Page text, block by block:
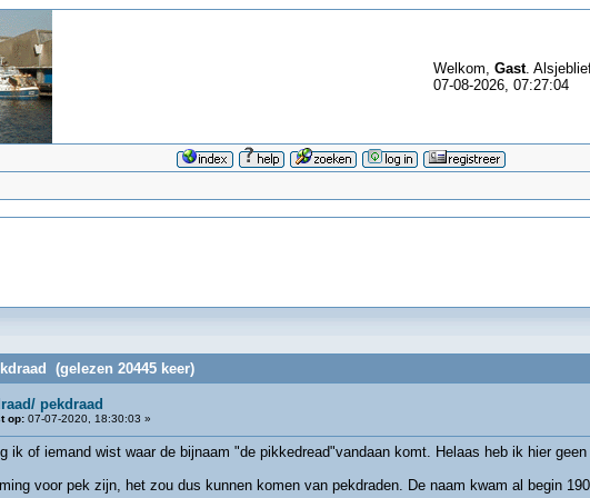
Welkom, Gast.
07-08-2026, 07:27:04
(gelezen 20445 keer)
pekdraad
op: 07-07-2020, 18:30:03 »
ik of iemand wist waar de bijnaam "de pikkedread"vandaan komt. Helaas heb ik hier
voor pek zijn, het zou dus kunnen komen van pekdraden. De naam kwam al begin